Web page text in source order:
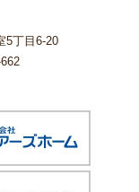
5丁目6-20